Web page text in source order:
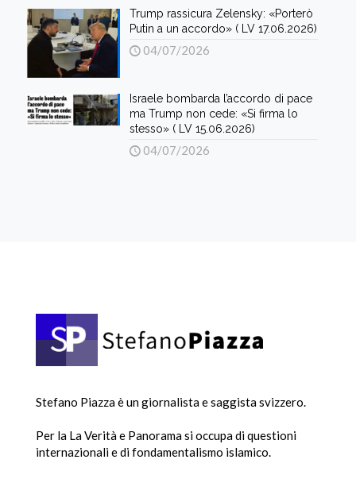
Trump rassicura Zelensky: «Porterò
Putin a un accordo» ( LV 17.06.2026)
04/07/2026
Israele bombarda l’accordo di pace
ma Trump non cede: «Si firma lo
stesso» ( LV 15.06.2026)
04/07/2026
Stefano Piazza è un giornalista e saggista svizzero.
Per la La Verità e Panorama si occupa di questioni
internazionali e di fondamentalismo islamico.